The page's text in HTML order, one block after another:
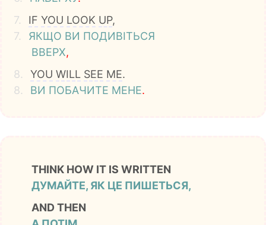
7.
IF YOU LOOK UP,
7.
ЯКЩО ВИ ПОДИВІТЬСЯ
ВВЕРХ,
8.
YOU WILL SEE ME.
8.
ВИ ПОБАЧИТЕ МЕНЕ.
THINK HOW IT IS WRITTEN
ДУМАЙТЕ, ЯК ЦЕ ПИШЕТЬСЯ,
AND THEN